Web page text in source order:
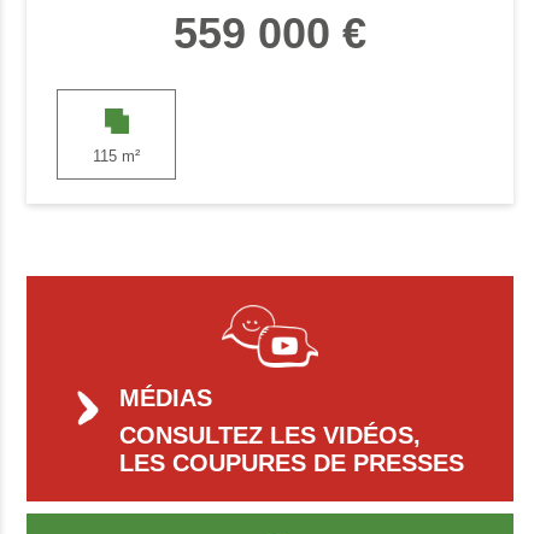
559 000 €
115 m²
MÉDIAS
CONSULTEZ LES VIDÉOS,
LES COUPURES DE PRESSES